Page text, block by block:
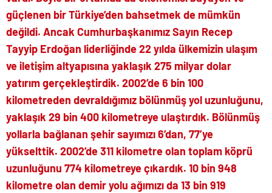
güçlenen bir Türkiye’den bahsetmek de mümkün
değildi. Ancak Cumhurbaşkanımız Sayın Recep
Tayyip Erdoğan liderliğinde 22 yılda ülkemizin ulaşım
ve iletişim altyapısına yaklaşık 275 milyar dolar
yatırım gerçekleştirdik. 2002’de 6 bin 100
kilometreden devraldığımız bölünmüş yol uzunluğunu,
yaklaşık 29 bin 400 kilometreye ulaştırdık. Bölünmüş
yollarla bağlanan şehir sayımızı 6’dan, 77’ye
yükselttik. 2002’de 311 kilometre olan toplam köprü
uzunluğunu 774 kilometreye çıkardık. 10 bin 948
kilometre olan demir yolu ağımızı da 13 bin 919